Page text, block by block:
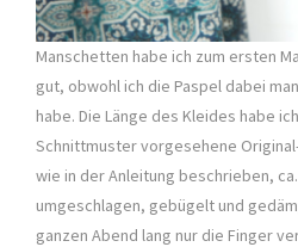
Manschetten habe ich zum ersten
gut, obwohl ich die Paspel dabei
habe. Die Länge des Kleides habe
Schnittmuster vorgesehene
wie in der Anleitung beschrieben,
umgeschlagen, gebügelt und
ganzen Abend lang nur die Finger